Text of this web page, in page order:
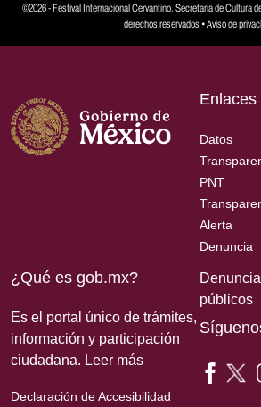
©2026 - Festival Internacional Cervantino. Secretaría de Cultura
derechos reservados •Aviso de
Enlaces
Datos
PNT
Alerta
Denuncia
¿Qué es gob.mx?
Es el portal único de trámites,
información y participación
ciudadana. Leer más
Declaración de Accesibilidad
públicos